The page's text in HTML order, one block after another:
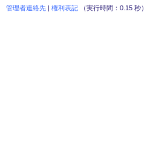
管理者連絡先 | 権利表記 （実行時間：0.15 秒）